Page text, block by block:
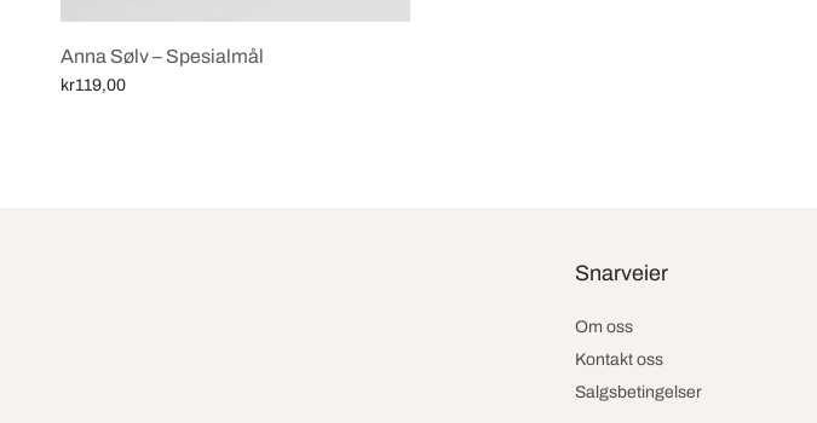
Anna Sølv – Spesialmål
kr119,00
Snarveier
Om oss
Kontakt oss
Salgsbetingelser